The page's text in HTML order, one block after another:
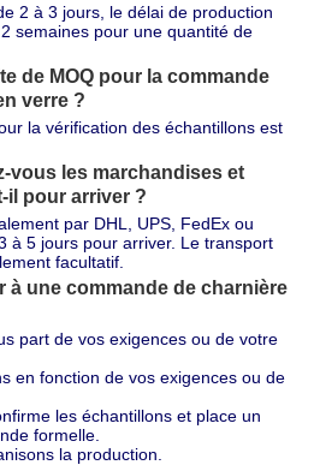
2 à 3 jours, le délai de production
semaines pour une quantité de
de MOQ pour la commande
verre ?
la vérification des échantillons est
vous les marchandises et
il pour arriver ?
par DHL, UPS, FedEx ou
à 5 jours pour arriver. Le transport
facultatif.
à une commande de charnière
part de vos exigences ou de votre
en fonction de vos exigences ou de
les échantillons et place un
formelle.
la production.